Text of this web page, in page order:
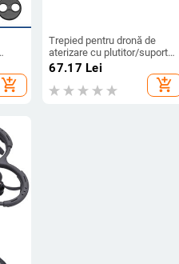
add_shopping_cart
Trepied pentru dronă de
aterizare cu plutitor/suport
de flotabilitate accesorii
picior tren de aterizare
pentru DJI Mini/Mini 2 SE
67.17 Lei
add_shopping_cart